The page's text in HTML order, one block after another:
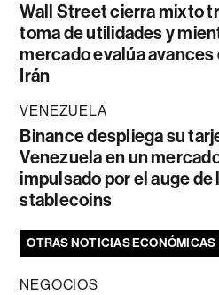
Wall Street cierra mixto
toma de utilidades y
mercado evalúa avances
Irán
VENEZUELA
Binance despliega su
Venezuela en un
impulsado por el auge de
stablecoins
OTRAS NOTICIAS ECONÓMICAS
NEGOCIOS